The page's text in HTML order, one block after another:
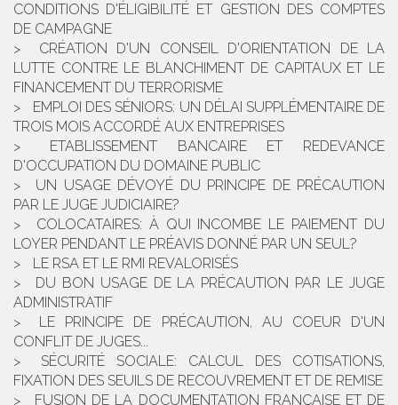
CONDITIONS D'ÉLIGIBILITÉ ET GESTION DES COMPTES
DE CAMPAGNE
CRÉATION D'UN CONSEIL D'ORIENTATION DE LA
LUTTE CONTRE LE BLANCHIMENT DE CAPITAUX ET LE
FINANCEMENT DU TERRORISME
EMPLOI DES SÉNIORS: UN DÉLAI SUPPLÉMENTAIRE DE
TROIS MOIS ACCORDÉ AUX ENTREPRISES
ETABLISSEMENT BANCAIRE ET REDEVANCE
D'OCCUPATION DU DOMAINE PUBLIC
UN USAGE DÉVOYÉ DU PRINCIPE DE PRÉCAUTION
PAR LE JUGE JUDICIAIRE?
COLOCATAIRES: À QUI INCOMBE LE PAIEMENT DU
LOYER PENDANT LE PRÉAVIS DONNÉ PAR UN SEUL?
LE RSA ET LE RMI REVALORISÉS
DU BON USAGE DE LA PRÉCAUTION PAR LE JUGE
ADMINISTRATIF
LE PRINCIPE DE PRÉCAUTION, AU COEUR D'UN
CONFLIT DE JUGES...
SÉCURITÉ SOCIALE: CALCUL DES COTISATIONS,
FIXATION DES SEUILS DE RECOUVREMENT ET DE REMISE
FUSION DE LA DOCUMENTATION FRANÇAISE ET DE